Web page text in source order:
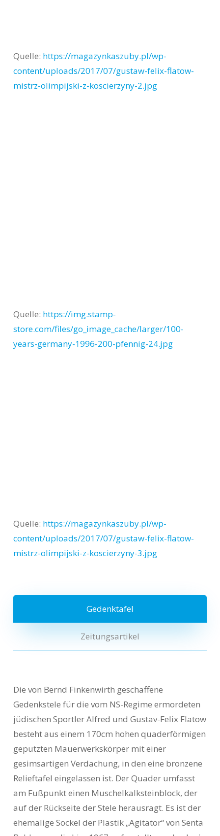
Quelle: https://magazynkaszuby.pl/wp-
content/uploads/2017/07/gustaw-felix-flatow-
mistrz-olimpijski-z-koscierzyny-2.jpg
Quelle: https://img.stamp-
store.com/files/go_image_cache/larger/100-
years-germany-1996-200-pfennig-24.jpg
Quelle: https://magazynkaszuby.pl/wp-
content/uploads/2017/07/gustaw-felix-flatow-
mistrz-olimpijski-z-koscierzyny-3.jpg
Gedenktafel
Zeitungsartikel
Die von Bernd Finkenwirth geschaffene
Gedenkstele für die vom NS-Regime ermordeten
jüdischen Sportler Alfred und Gustav-Felix Flatow
besteht aus einem 170cm hohen quaderförmigen
geputzten Mauerwerkskörper mit einer
gesimsartigen Verdachung, in den eine bronzene
Relieftafel eingelassen ist. Der Quader umfasst
am Fußpunkt einen Muschelkalksteinblock, der
auf der Rückseite der Stele herausragt. Es ist der
ehemalige Sockel der Plastik „Agitator“ von Senta